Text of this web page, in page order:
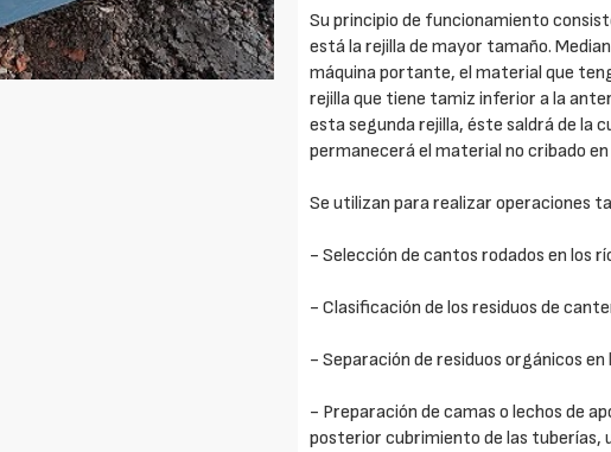
Su principio de funcionamiento
está la rejilla de mayor tamaño.
máquina portante, el material que
rejilla que tiene tamiz inferior a la
esta segunda rejilla, éste saldrá de la
permanecerá el material no cribado
Se utilizan para realizar operaciones
- Selección de cantos rodados en los
- Clasificación de los residuos de
- Separación de residuos orgánicos
- Preparación de camas o lechos de
posterior cubrimiento de las tuberías,